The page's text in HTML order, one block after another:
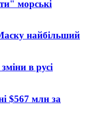
морські
найбільший
в русі
$567 млн за